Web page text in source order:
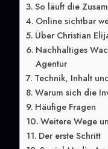
So läuft die
Online sichtbar
Über Christian
Nachhaltiges
Agentur
Technik, Inhalt
Warum sich die
Häufige Fragen
Weitere Wege
Der erste Schritt